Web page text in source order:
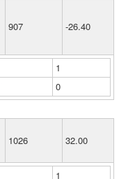
907 -26.40
1
0
1026 32.00
1